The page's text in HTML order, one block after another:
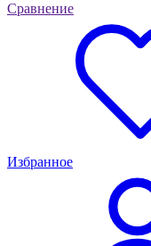
Сравнение
Избранное